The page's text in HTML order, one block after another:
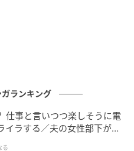
ランキング
仕事と言いつつ楽しそうに電
イラする／夫の女性部下が気
る